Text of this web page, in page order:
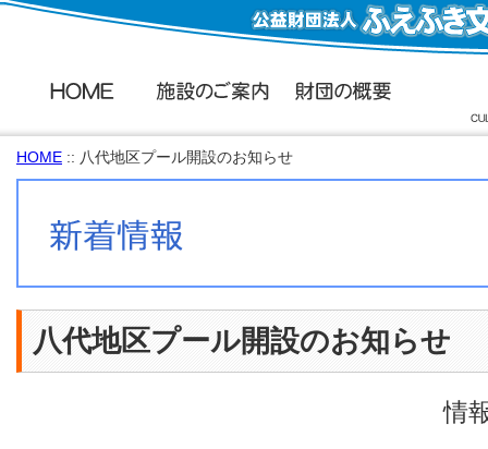
HOME :: 八代地区プール開設のお知らせ
八代地区プール開設のお知らせ
情